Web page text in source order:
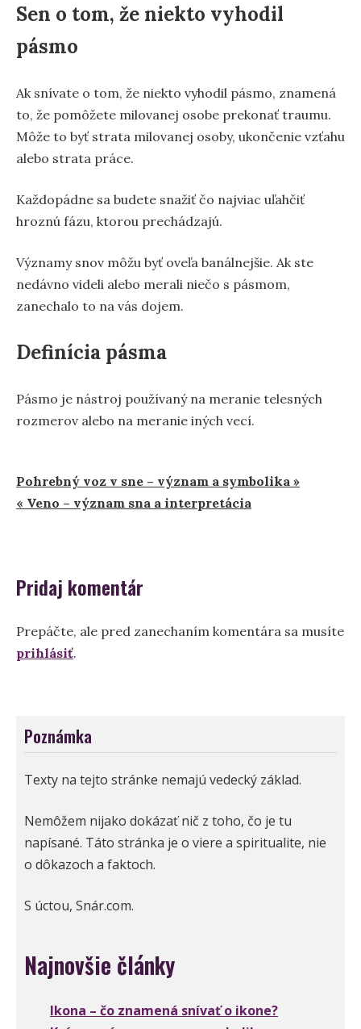
Sen o tom, že niekto vyhodil
pásmo
Ak snívate o tom, že niekto vyhodil pásmo, znamená
to, že pomôžete milovanej osobe prekonať traumu.
Môže to byť strata milovanej osoby, ukončenie vzťahu
alebo strata práce.
Každopádne sa budete snažiť čo najviac uľahčiť
hroznú fázu, ktorou prechádzajú.
Významy snov môžu byť oveľa banálnejšie. Ak ste
nedávno videli alebo merali niečo s pásmom,
zanechalo to na vás dojem.
Definícia pásma
Pásmo je nástroj používaný na meranie telesných
rozmerov alebo na meranie iných vecí.
Navigácia
v
Pohrebný voz v sne – význam a symbolika »
« Veno – význam sna a interpretácia
Pridaj komentár
Prepáčte, ale pred zanechaním komentára sa musíte
prihlásiť.
Poznámka
Texty na tejto stránke nemajú vedecký základ.
Nemôžem nijako dokázať nič z toho, čo je tu
napísané. Táto stránka je o viere a spiritualite, nie
o dôkazoch a faktoch.
S úctou, Snár.com.
Najnovšie články
Ikona – čo znamená snívať o ikone?